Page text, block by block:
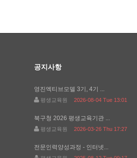
공지사항
영진엑티브모델 3기, 4기 ...
평생교육원 2026-08-04 Tue 13:01
북구청 2026 평생교육기관 ...
평생교육원 2026-03-26 Thu 17:27
전문인력양성과정 - 인터넷...